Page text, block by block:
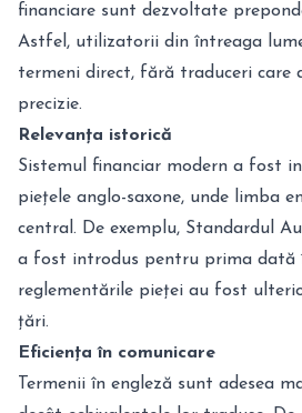
financiare sunt dezvoltate
Astfel, utilizatorii din întreaga
termeni direct, fără traduceri care
precizie.
Relevanța istorică
Sistemul financiar modern a fost
piețele anglo-saxone, unde limba
central. De exemplu, Standardul
a fost introdus pentru prima dată
reglementările pieței au fost
țări.
Eficiența în comunicare
Termenii în engleză sunt adesea